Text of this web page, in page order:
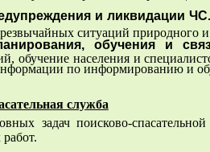
и ликвидации ЧС.
ситуаций природного и
обучения и
обучение населения и
по информированию и
служба
задач поисково-